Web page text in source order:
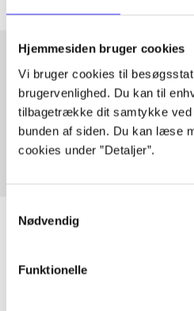
Hjemmesiden bruger cookies
Vi bruger cookies til
brugervenlighed. Du kan til
tilbagetrække dit samtykke ved
bunden af siden. Du kan læse
cookies under ”Detaljer”.
Nødvendig
Funktionelle
Artikler med samme
Fra
Artikler